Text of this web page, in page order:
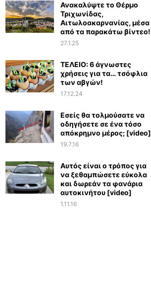
Ανακαλύψτε το Θέρμο
Τριχωνίδας,
Αιτωλοακαρνανίας, μέσα
από τα παρακάτω βίντεο!
27.1.25
ΤΕΛΕΙΟ: 6 άγνωστες
χρήσεις για τα… τσόφλια
των αβγών!
17.12.24
Εσείς θα τολμούσατε να
οδηγήσετε σε ένα τόσο
απόκρημνο μέρος; [video]
19.7.16
Αυτός είναι ο τρόπος για
να ξεθαμπώσετε εύκολα
και δωρεάν τα φανάρια
αυτοκινήτου [video]
1.11.16